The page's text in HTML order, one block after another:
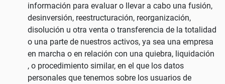
información para evaluar o llevar a cabo una fusión,
desinversión, reestructuración, reorganización,
disolución u otra venta o transferencia de la totalidad
o una parte de nuestros activos, ya sea una empresa
en marcha o en relación con una quiebra, liquidación
, o procedimiento similar, en el que los datos
personales que tenemos sobre los usuarios de